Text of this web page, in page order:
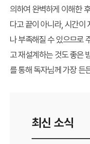
의하여 완벽하게 이해한
다고 끝이 아니라, 시간이
나 부족해질 수 있으므로
고 재설계하는 것도 좋은
를 통해 독자님께 가장 든
최신 소식